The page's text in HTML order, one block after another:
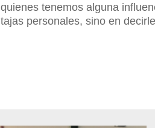
tenemos alguna
personales, sino en